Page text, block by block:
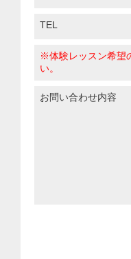
TEL
※体験レッスン希望
い。
お問い合わせ内容